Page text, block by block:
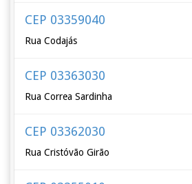
CEP 03359040
Rua Codajás
CEP 03363030
Rua Correa Sardinha
CEP 03362030
Rua Cristóvão Girão